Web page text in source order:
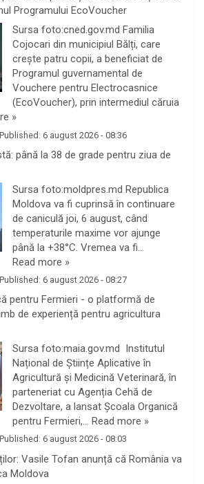
Programului EcoVoucher
Sursa foto:cned.gov.md Familia
Cojocari din municipiul Bălți, care
crește patru copii, a beneficiat de
Programul guvernamental de
Vouchere pentru Electrocasnice
(EcoVoucher), prin intermediul căruia
»
Published: 6 august 2026 - 08:36
până la 38 de grade pentru ziua de
Sursa foto:moldpres.md Republica
Moldova va fi cuprinsă în continuare
de caniculă joi, 6 august, când
temperaturile maxime vor ajunge
până la +38°C. Vremea va fi…
Read more »
Published: 6 august 2026 - 08:27
pentru Fermieri - o platformă de
de experiență pentru agricultura
Sursa foto:maia.gov.md Institutul
Național de Științe Aplicative în
Agricultură și Medicină Veterinară, în
parteneriat cu Agenția Cehă de
Dezvoltare, a lansat Școala Organică
pentru Fermieri,… Read more »
Published: 6 august 2026 - 08:03
Vasile Tofan anunță că România va
Moldova